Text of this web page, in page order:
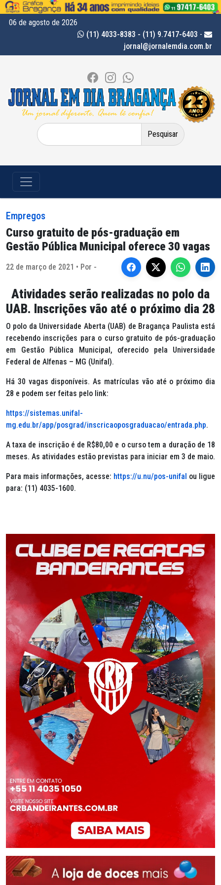
06 de agosto de 2026
(11) 4033-8383 - (11) 9.7417-6403 -
jornal@jornalemdia.com.br
Pesquisar
por:
Empregos
Curso gratuito de pós-graduação em
Gestão Pública Municipal oferece 30 vagas
22 de março de 2021 • Por -
Atividades serão realizadas no polo da
UAB. Inscrições vão até o próximo dia 28
O polo da Universidade Aberta (UAB) de Bragança Paulista está
recebendo inscrições para o curso gratuito de pós-graduação
em Gestão Pública Municipal, oferecido pela Universidade
Federal de Alfenas – MG (Unifal).
Há 30 vagas disponíveis. As matrículas vão até o próximo dia
28 e podem ser feitas pelo link:
https://sistemas.unifal-
mg.edu.br/app/posgrad/inscricaoposgraduacao/entrada.php.
A taxa de inscrição é de R$80,00 e o curso tem a duração de 18
meses. As atividades estão previstas para iniciar em 3 de maio.
Para mais informações, acesse: https://u.nu/pos-unifal ou ligue
para: (11) 4035-1600.